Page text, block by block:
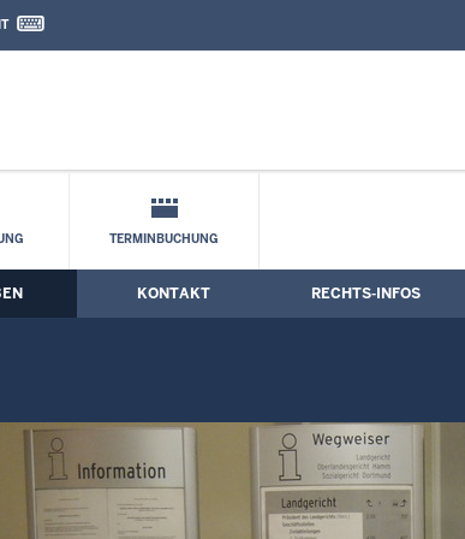
Kontaktformular
TERMINBUCHUNG
KONTAKT RECHTS-INFOS